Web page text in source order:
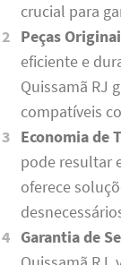
crucial para
Peças
eficiente e
Quissamã RJ
compatíveis
Economia de
pode resultar
oferece
Garantia de